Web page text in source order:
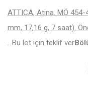
ATTICA, Atina. MÖ
mm, 17,16 g, 7 saat).
Bu lot için teklif ver